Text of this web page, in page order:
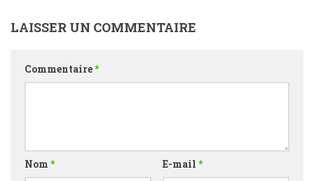
LAISSER UN COMMENTAIRE
Commentaire*
Nom * E-mail *